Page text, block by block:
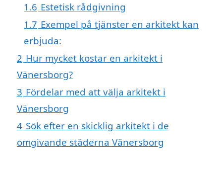
1.6 Estetisk rådgivning
1.7 Exempel på tjänster en arkitekt kan
erbjuda:
2 Hur mycket kostar en arkitekt i
Vänersborg?
3 Fördelar med att välja arkitekt i
Vänersborg
4 Sök efter en skicklig arkitekt i de
omgivande städerna Vänersborg